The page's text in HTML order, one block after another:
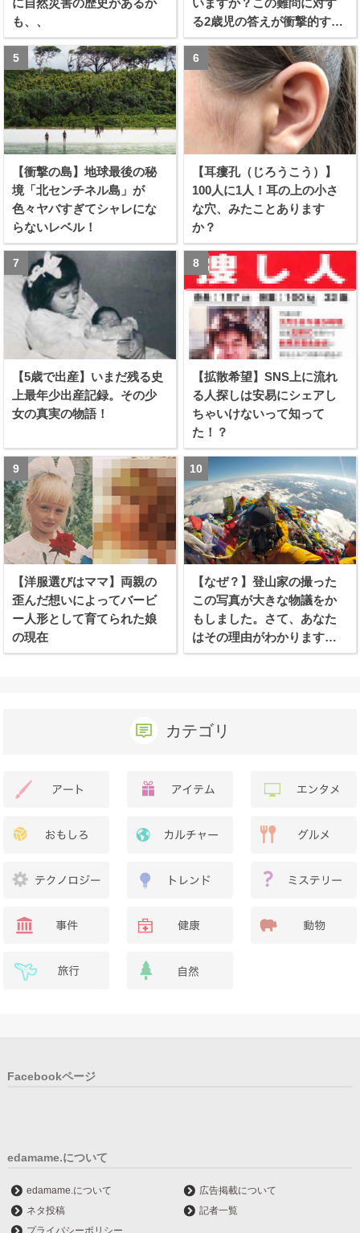
に自然災害の歴史があるか
も、、
いますか？この難問に対す
る2歳児の答えが衝撃的すぎ
る！！
【衝撃の島】地球最後の秘
境「北センチネル島」が
色々ヤバすぎてシャレにな
らないレベル！
【耳瘻孔（じろうこう）】
100人に1人！耳の上の小さ
な穴、みたことあります
か？
【5歳で出産】いまだ残る史
上最年少出産記録。その少
女の真実の物語！
【拡散希望】SNS上に流れ
る人探しは安易にシェアし
ちゃいけないって知って
た！？
【洋服選びはママ】両親の
歪んだ想いによってバービ
ー人形として育てられた娘
の現在
【なぜ？】登山家の撮った
この写真が大きな物議をか
もしました。さて、あなた
はその理由がわかります
か？
カテゴリ
Facebookページ
edamame.について
edamame.について
広告掲載について
ネタ投稿
記者一覧
プライバシーポリシー